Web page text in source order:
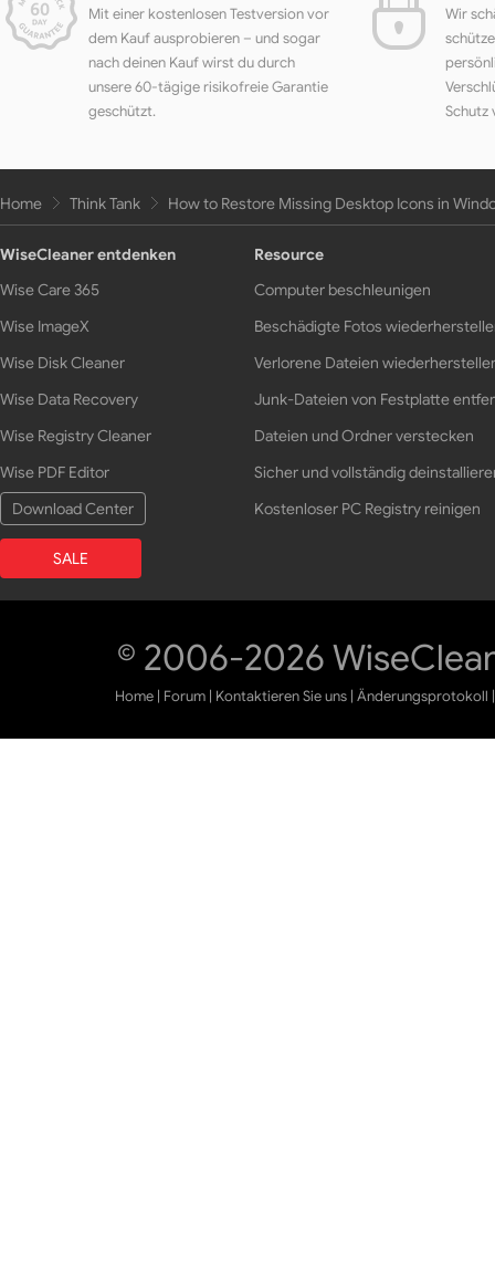
Mit einer kostenlosen Testversion vor
dem Kauf ausprobieren – und sogar
nach deinen Kauf wirst du durch
unsere 60-tägige risikofreie Garantie
geschützt.
Wir
Schutz
Home Think Tank How to Restore Missing Desktop Icons in
WiseCleaner entdenken
Wise Care 365
Wise ImageX
Wise Disk Cleaner
Wise Data Recovery
Wise Registry Cleaner
Wise PDF Editor
Download Center
SALE
Resource
Computer beschleunigen
Beschädigte Fotos
Verlorene Dateien
Junk-Dateien von Festplatte
Dateien und Ordner verstecken
Sicher und vollständig
Kostenloser PC Registry reinigen
© 2006-2026
Home | Forum | Kontaktieren Sie uns |Änderungsprotokoll